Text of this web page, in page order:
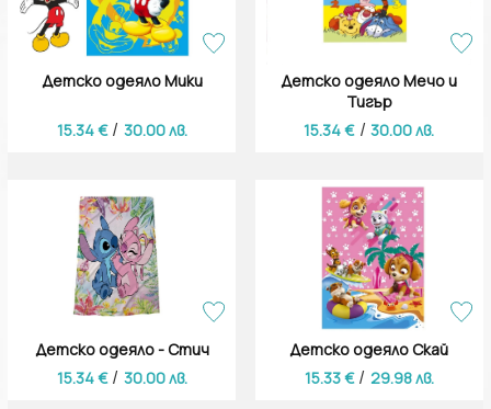
Детско одеяло Мики
15.34 € / 30.00 лв.
Детско одеяло Мечо и
Тигър
15.34 € / 30.00 лв.
Детско одеяло - Стич
15.34 € / 30.00 лв.
Детско одеяло Скай
15.33 € / 29.98 лв.